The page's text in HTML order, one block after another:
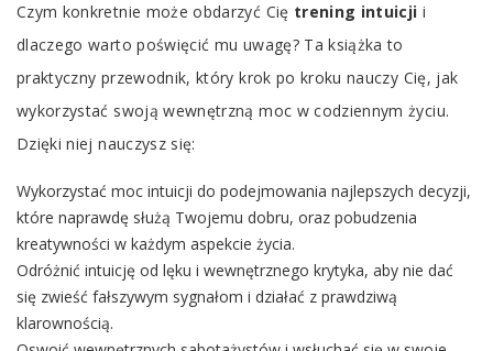
Czym konkretnie może obdarzyć Cię trening intuicji i
dlaczego warto poświęcić mu uwagę? Ta książka to
praktyczny przewodnik, który krok po kroku nauczy Cię, jak
wykorzystać swoją wewnętrzną moc w codziennym życiu.
Dzięki niej nauczysz się:
Wykorzystać moc intuicji do podejmowania najlepszych decyzji,
które naprawdę służą Twojemu dobru, oraz pobudzenia
kreatywności w każdym aspekcie życia.
Odróżnić intuicję od lęku i wewnętrznego krytyka, aby nie dać
się zwieść fałszywym sygnałom i działać z prawdziwą
klarownością.